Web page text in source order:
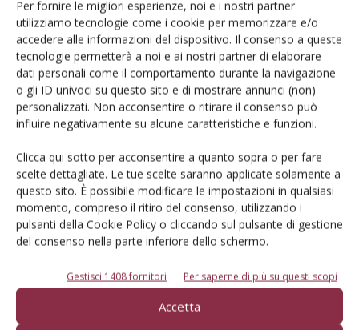
Per fornire le migliori esperienze, noi e i nostri partner
utilizziamo tecnologie come i cookie per memorizzare e/o
accedere alle informazioni del dispositivo. Il consenso a queste
tecnologie permetterà a noi e ai nostri partner di elaborare
dati personali come il comportamento durante la navigazione
o gli ID univoci su questo sito e di mostrare annunci (non)
personalizzati. Non acconsentire o ritirare il consenso può
influire negativamente su alcune caratteristiche e funzioni.
Clicca qui sotto per acconsentire a quanto sopra o per fare
scelte dettagliate. Le tue scelte saranno applicate solamente a
questo sito. È possibile modificare le impostazioni in qualsiasi
momento, compreso il ritiro del consenso, utilizzando i
pulsanti della Cookie Policy o cliccando sul pulsante di gestione
del consenso nella parte inferiore dello schermo.
Gestisci 1408 fornitori Per saperne di più su questi scopi
Accetta
McCormick X8.631 VT-Drive
Verifica effettuata su una macchina con all’attivo 300 ore
Di Ottavio Repetti -
PROVATO DAGLI AGROMECCANICI 25 Maggio 2026
Erpice a dischi Rol-Ex BT 300 e
rullo-cutter Rol-Ex WCNF 300
Verifica effettuata su una macchina con all’attivo una stagione
Di Ottavio Repetti-
PROVATO DAGLI AGROMECCANICI 25 Maggio 2026
Provato in campo del mese –